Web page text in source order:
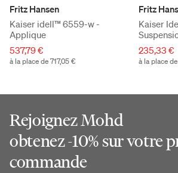
Fritz Hansen
Kaiser idell™ 6559-w -
Applique
537,79 €
à la place de 717,05 €
Fritz
Kaiser
235,33 €
à la place
Rejoignez Mohd
obtenez -10% sur votre
commande